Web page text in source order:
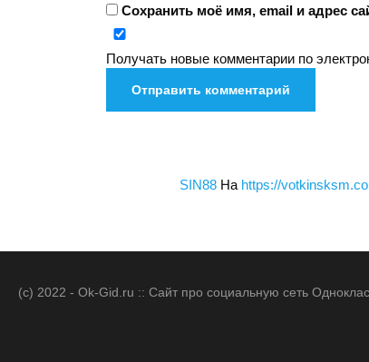
Сохранить моё имя, email и адрес
Получать новые комментарии по
SIN88На https://
(c) 2022 - Ok-Gid.ru :: Сайт про социальную сеть